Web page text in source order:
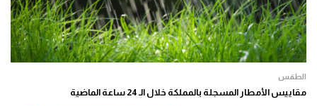
الطقس
مقاييس الأمطار المسجلة بالمملكة خلال الـ 24 ساعة الماضية